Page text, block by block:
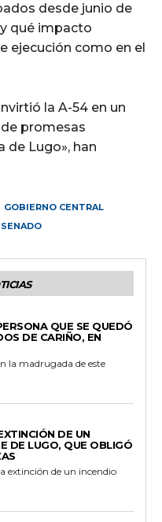
desde junio de
qué impacto
ejecución como en el
la A-54 en un
promesas
de Lugo», han
GOBIERNO CENTRAL
SENADO
QUE SE QUEDÓ
DE CARIÑO, EN
la madrugada de este
DE UN
DE LUGO, QUE OBLIGÓ
extinción de un incendio